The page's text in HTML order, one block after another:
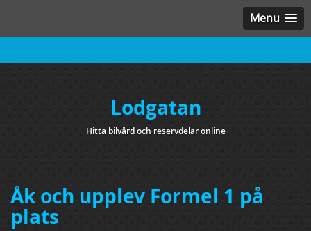
Menu
Lodgatan
Hitta bilvård och reservdelar online
Åk och upplev Formel 1 på
plats